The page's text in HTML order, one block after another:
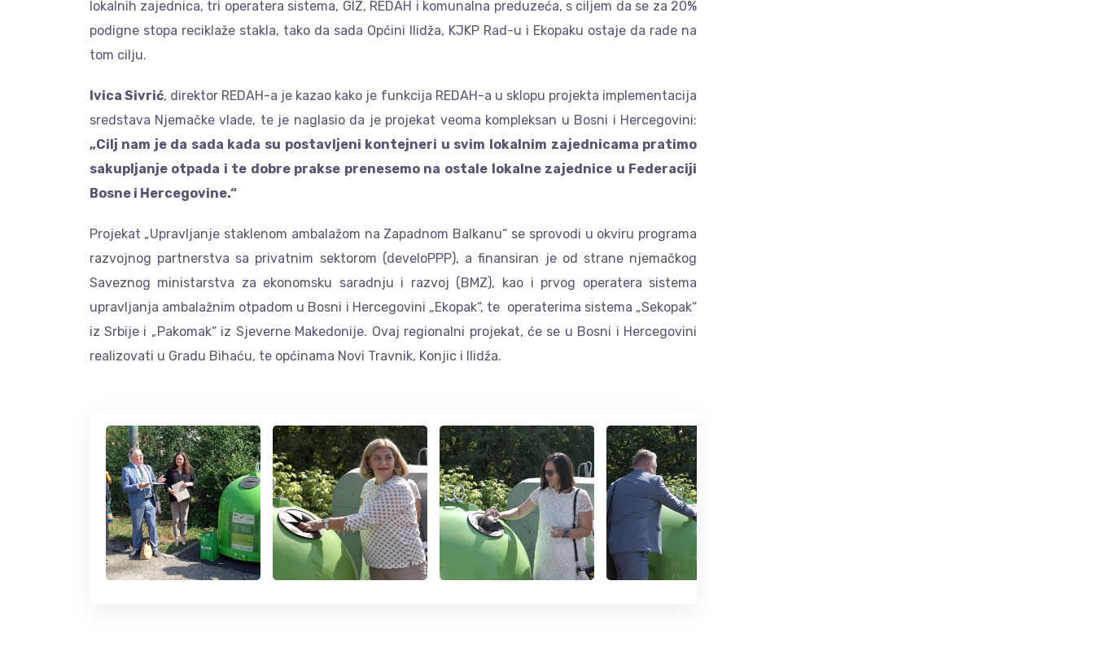
lokalnih zajednica, tri operatera sistema, GIZ, REDAH i komunalna preduzeća, s ciljem da se za 20%
podigne stopa reciklaže stakla, tako da sada Općini Ilidža, KJKP Rad-u i Ekopaku ostaje da rade na
tom cilju.
Ivica Sivrić, direktor REDAH-a je kazao kako je funkcija REDAH-a u sklopu projekta implementacija
sredstava Njemačke vlade, te je naglasio da je projekat veoma kompleksan u Bosni i Hercegovini:
„Cilj nam je da sada kada su postavljeni kontejneri u svim lokalnim zajednicama pratimo
sakupljanje otpada i te dobre prakse prenesemo na ostale lokalne zajednice u Federaciji
Bosne i Hercegovine.“
Projekat „Upravljanje staklenom ambalažom na Zapadnom Balkanu“ se sprovodi u okviru programa
razvojnog partnerstva sa privatnim sektorom (develoPPP), a finansiran je od strane njemačkog
Saveznog ministarstva za ekonomsku saradnju i razvoj (BMZ), kao i prvog operatera sistema
upravljanja ambalažnim otpadom u Bosni i Hercegovini „Ekopak“, te operaterima sistema „Sekopak“
iz Srbije i „Pakomak“ iz Sjeverne Makedonije. Ovaj regionalni projekat, će se u Bosni i Hercegovini
realizovati u Gradu Bihaću, te općinama Novi Travnik, Konjic i Ilidža.